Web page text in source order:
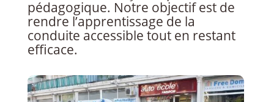
pédagogique. Notre objectif est de
rendre l’apprentissage de la
conduite accessible tout en restant
efficace.